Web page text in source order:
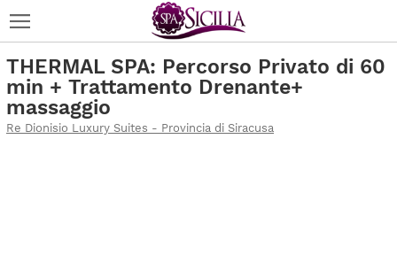
THERMAL SPA: Percorso Privato di 60
min + Trattamento Drenante+
massaggio
Re Dionisio Luxury Suites - Provincia di Siracusa